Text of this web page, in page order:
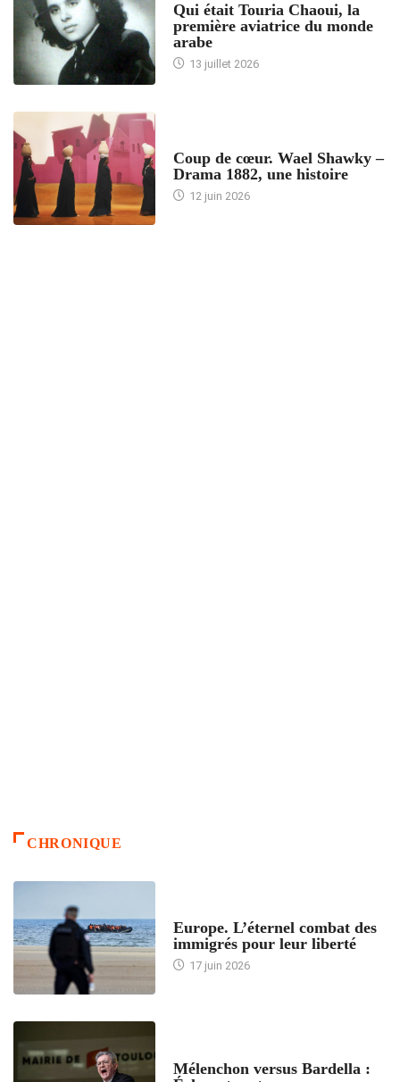
Qui était Touria Chaoui, la
première aviatrice du monde
arabe
13 juillet 2026
Coup de cœur. Wael Shawky –
Drama 1882, une histoire
12 juin 2026
CHRONIQUE
Europe. L’éternel combat des
immigrés pour leur liberté
17 juin 2026
Mélenchon versus Bardella :